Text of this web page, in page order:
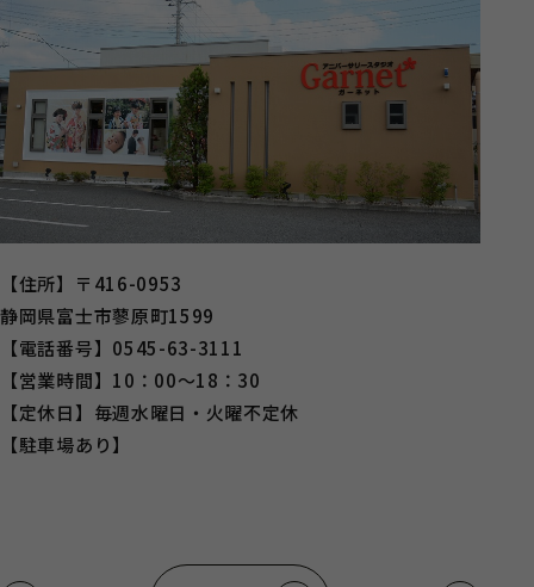
【住所】〒416-0953
静岡県富士市蓼原町1599
【電話番号】0545-63-3111
【営業時間】10：00～18：30
【定休日】毎週水曜日・火曜不定休
【駐車場あり】